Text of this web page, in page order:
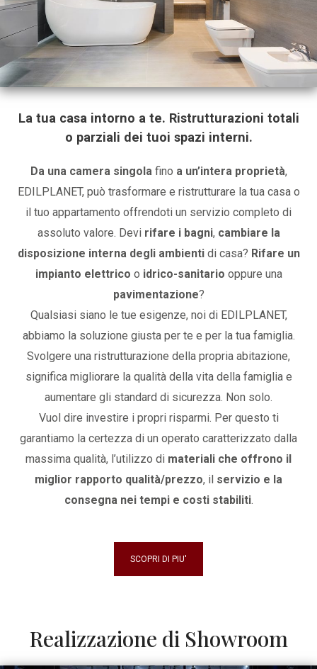
La tua casa intorno a te. Ristrutturazioni totali
o parziali dei tuoi spazi interni.
Da una camera singola fino a un’intera proprietà,
EDILPLANET, può trasformare e ristrutturare la tua casa o
il tuo appartamento offrendoti un servizio completo di
assoluto valore. Devi rifare i bagni, cambiare la
disposizione interna degli ambientidi casa? Rifare un
impianto elettrico o idrico-sanitario oppure una
pavimentazione?
Qualsiasi siano le tue esigenze, noi di EDILPLANET,
abbiamo la soluzione giusta per te e per la tua famiglia.
Svolgere una ristrutturazione della propria abitazione,
significa migliorare la qualità della vita della famiglia e
aumentare gli standard di sicurezza. Non solo.
Vuol dire investire i propri risparmi. Per questo ti
garantiamo la certezza di un operato caratterizzato dalla
massima qualità, l’utilizzo di materiali che offrono il
miglior rapporto qualità/prezzo, il servizio e la
consegna nei tempi e costi stabiliti.
SCOPRI DI PIU'
Realizzazione di Showroom